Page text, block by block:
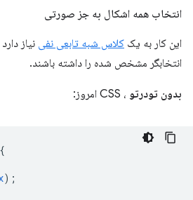
انتخاب همه اشکال به جز صورتی
این کار به یک کلاس شبه تابعی نفی نیاز
انتخابگر مشخص شده را داشته باشند.
بدون تودرتو ، CSS امروز:
{
);